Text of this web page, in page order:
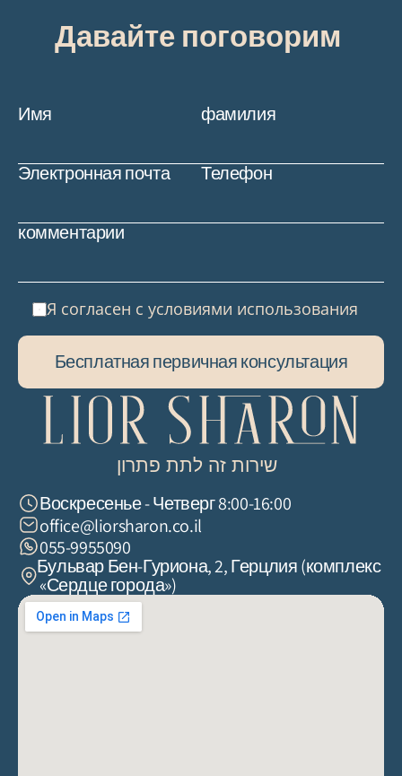
фамилия
Имя
Телефон
Электронная почта
комментарии
Я согласен с условиями использования
​Бесплатная первичная консультация
שירות זה לתת פתרון
Воскресенье - Четверг 8:00-16:00
office@liorsharon.co.il
055-9955090
Бульвар Бен-Гуриона, 2, Герцлия (комплекс
«Сердце города»)